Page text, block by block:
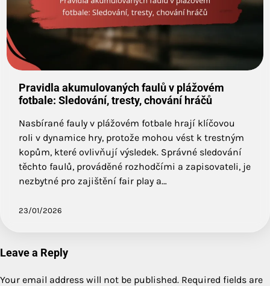
Pravidla akumulovaných faulů v plážovém
fotbale: Sledování, tresty, chování hráčů
Nasbírané fauly v plážovém fotbale hrají klíčovou
roli v dynamice hry, protože mohou vést k trestným
kopům, které ovlivňují výsledek. Správné sledování
těchto faulů, prováděné rozhodčími a zapisovateli, je
nezbytné pro zajištění fair play a…
23/01/2026
Leave a Reply
Your email address will not be published. Required fields are